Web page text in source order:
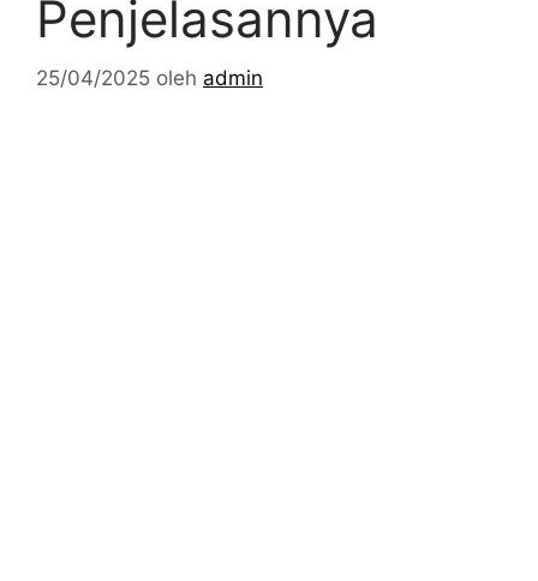
Penjelasannya
25/04/2025 oleh admin